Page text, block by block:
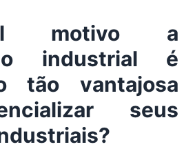
motivo a
industrial é
tão vantajosa
seus